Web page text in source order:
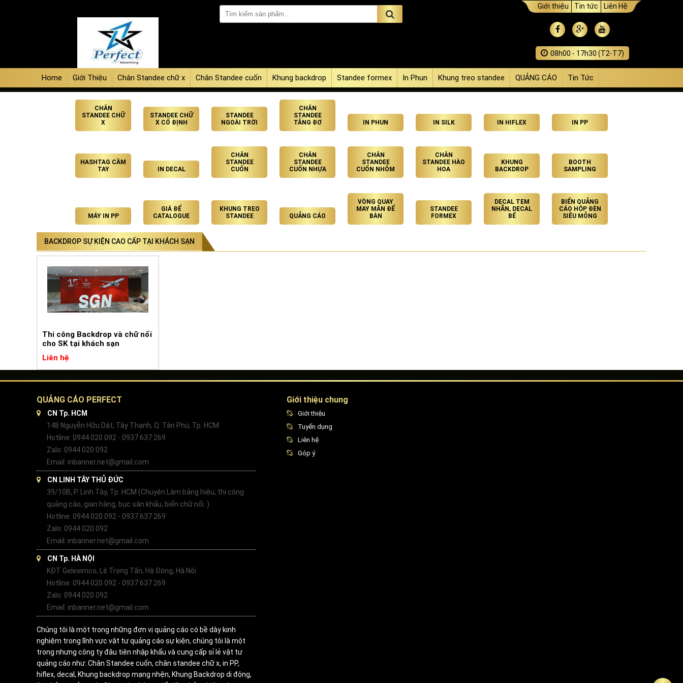
Giới thiệu Tin tức Liên Hệ
08h00 - 17h30 (T2-T7)
Home Giới Thiệu Chân Standee chữ x Chân Standee cuốn Khung backdrop Standee formex In Phun Khung treo standee QUẢNG CÁO Tin Tức
CHÂN
STANDEE CHỮ
X
STANDEE CHỮ
X CỐ ĐỊNH
STANDEE
NGOÀI TRỜI
CHÂN
STANDEE
TĂNG ĐƠ
IN PHUN IN SILK IN HIFLEX IN PP
HASHTAG CẦM
TAY
IN DECAL
CHÂN
STANDEE
CUỐN
CHÂN
STANDEE
CUỐN NHỰA
CHÂN
STANDEE
CUỐN NHÔM
CHÂN
STANDEE HÀO
HOA
KHUNG
BACKDROP
BOOTH
SAMPLING
MÁY IN PP
GIÁ ĐỂ
CATALOGUE
KHUNG TREO
STANDEE
QUẢNG CÁO
VÒNG QUAY
MAY MẮN ĐỂ
BÀN
STANDEE
FORMEX
DECAL TEM
NHÃN, DECAL
BẾ
BIỂN QUẢNG
CÁO HỘP ĐÈN
SIÊU MỎNG
BACKDROP SỰ KIỆN CAO CẤP TẠI KHÁCH SẠN
Thi công Backdrop và chữ nổi
cho SK tại khách sạn
Liên hệ
QUẢNG CÁO PERFECT
CN Tp. HCM
148 Nguyễn Hữu Dật, Tây Thạnh, Q. Tân Phú, Tp. HCM
Hotline: 0944 020 092 - 0937 637 269
Zalo: 0944 020 092
Email: inbanner.net@gmail.com
CN LINH TÂY THỦ ĐỨC
39/10B, P. Linh Tây, Tp. HCM (Chuyên Làm bảng hiệu, thi công
quảng cáo, gian hàng, bục sân khấu, biển chữ nổi..)
Hotline: 0944 020 092 - 0937 637 269
Zalo: 0944 020 092
Email: inbanner.net@gmail.com
CN Tp. HÀ NỘI
KĐT Geleximco, Lê Trọng Tấn, Hà Đông, Hà Nội
Hotline: 0944 020 092 - 0937 637 269
Zalo: 0944 020 092
Email: inbanner.net@gmail.com
Chúng tôi là một trong những đơn vị quảng cáo có bề dày kinh
nghiệm trong lĩnh vực vật tư quảng cáo sự kiện, chúng tôi là một
trong nhưng công ty đâu tiên nhập khẩu và cung cấp sỉ lẻ vật tư
quảng cáo như: Chân Standee cuốn, chân standee chữ x, in PP,
hiflex, decal, Khung backdrop mạng nhện, Khung Backdrop di động,
Giới thiệu chung
Giới thiệu
Tuyển dụng
Liên hệ
Góp ý